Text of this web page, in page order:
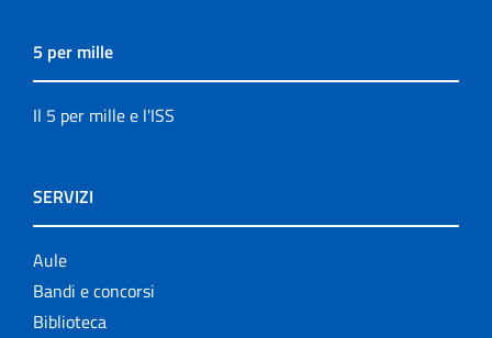
5 per mille
Il 5 per mille e l'ISS
SERVIZI
Aule
Bandi e concorsi
Biblioteca